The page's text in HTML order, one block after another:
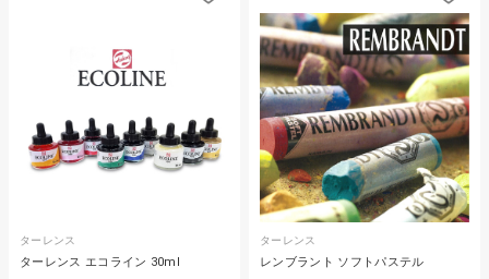
ターレンス
ターレンス エコライン 30ml
ターレンス
レンブラント ソフトパステル